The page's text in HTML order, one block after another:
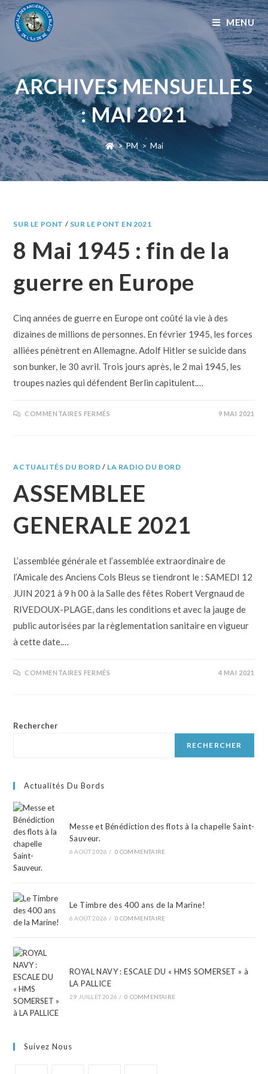
MENU
ARCHIVES MENSUELLES
: MAI 2021
> PM > Mai
SUR LE PONT / SUR LE PONT EN 2021
8 Mai 1945 : fin de la
guerre en Europe
Cinq années de guerre en Europe ont coûté la vie à des
dizaines de millions de personnes. En février 1945, les forces
alliées pénètrent en Allemagne. Adolf Hitler se suicide dans
son bunker, le 30 avril. Trois jours après, le 2 mai 1945, les
troupes nazies qui défendent Berlin capitulent.…
COMMENTAIRES FERMÉS 9 MAI 2021
ACTUALITÉS DU BORD / LA RADIO DU BORD
ASSEMBLEE
GENERALE 2021
L’assemblée générale et l’assemblée extraordinaire de
l’Amicale des Anciens Cols Bleus se tiendront le : SAMEDI 12
JUIN 2021 à 9 h 00 à la Salle des fêtes Robert Vergnaud de
RIVEDOUX-PLAGE, dans les conditions et avec la jauge de
public autorisées par la règlementation sanitaire en vigueur
à cette date.…
COMMENTAIRES FERMÉS 4 MAI 2021
Rechercher
RECHERCHER
Actualités Du Bords
Messe et Bénédiction des flots à la chapelle Saint-
Sauveur.
6 AOÛT 2026 / 0 COMMENTAIRE
Le Timbre des 400 ans de la Marine!
6 AOÛT 2026 / 0 COMMENTAIRE
ROYAL NAVY : ESCALE DU « HMS SOMERSET » à
LA PALLICE
29 JUILLET 2026 / 0 COMMENTAIRE
Suivez Nous